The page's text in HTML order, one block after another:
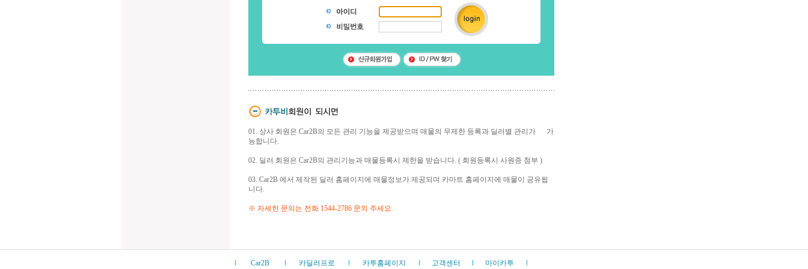
01. 상사 회원은 Car2B의 모든 관리 기능을 제공받으며 매물의 무제한 등록과 딜러별 관리가 가
능합니다.
02. 딜러 회원은 Car2B의 관리기능과 매물등록시 제한을 받습니다. ( 회원등록시 사원증 첨부 )
03. Car2B 에서 제작된 딜러 홈페이지에 매물정보가 제공되며 카마트 홈페이지에 매물이 공유됩
니다.
※ 자세한 문의는 전화 1544-2786 문의 주세요.
Car2B 카딜러프로 카투홈페이지 고객센터 마이카투